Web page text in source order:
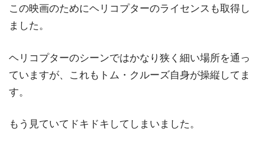
この映画のためにヘリコプターのライセンスも取得し
ました。
ヘリコプターのシーンではかなり狭く細い場所を通っ
ていますが、これもトム・クルーズ自身が操縦してま
す。
もう見ていてドキドキしてしまいました。